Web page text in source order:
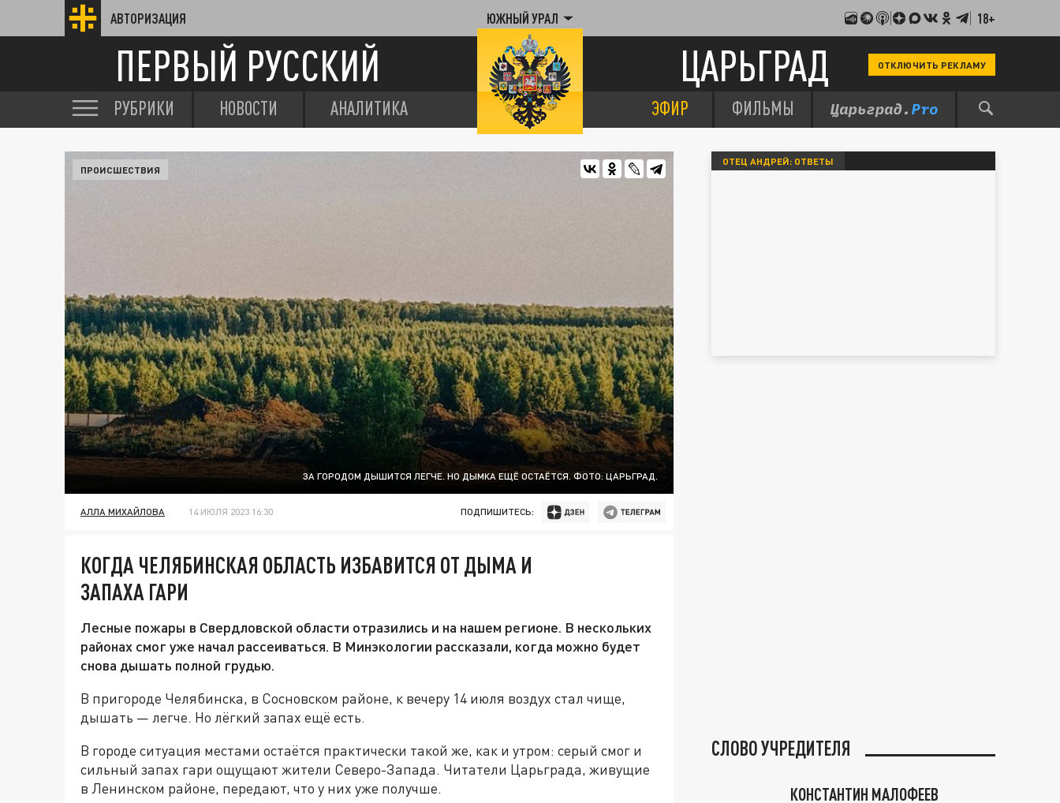
АВТОРИЗАЦИЯ ЮЖНЫЙ УРАЛ 18+
ПЕРВЫЙ РУССКИЙ ЦАРЬГРАД ОТКЛЮЧИТЬ РЕКЛАМУ
РУБРИКИ НОВОСТИ АНАЛИТИКА ЭФИР ФИЛЬМЫ
ЗА ГОРОДОМ ДЫШИТСЯ ЛЕГЧЕ. НО ДЫМКА ЕЩЁ ОСТАЁТСЯ. ФОТО: ЦАРЬГРАД.
ПРОИСШЕСТВИЯ
АЛЛА МИХАЙЛОВА 14 ИЮЛЯ 2023 16:30 ПОДПИШИТЕСЬ:
КОГДА ЧЕЛЯБИНСКАЯ ОБЛАСТЬ ИЗБАВИТСЯ ОТ ДЫМА И
ЗАПАХА ГАРИ
Лесные пожары в Свердловской области отразились и на нашем регионе. В нескольких
районах смог уже начал рассеиваться. В Минэкологии рассказали, когда можно будет
снова дышать полной грудью.
В пригороде Челябинска, в Сосновском районе, к вечеру 14 июля воздух стал чище,
дышать — легче. Но лёгкий запах ещё есть.
В городе ситуация местами остаётся практически такой же, как и утром: серый смог и
сильный запах гари ощущают жители Северо-Запада. Читатели Царьграда, живущие
в Ленинском районе, передают, что у них уже получше.
ОТЕЦ АНДРЕЙ: ОТВЕТЫ
СЛОВО УЧРЕДИТЕЛЯ
КОНСТАНТИН МАЛОФЕЕВ